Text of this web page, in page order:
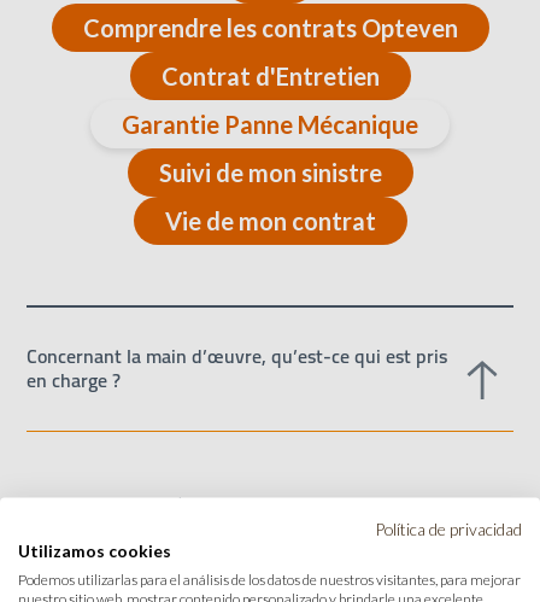
Comprendre les contrats Opteven
Contrat d'Entretien
Garantie Panne Mécanique
Suivi de mon sinistre
Vie de mon contrat
Concernant la main d’œuvre, qu’est-ce qui est pris
en charge ?
La main d’œuvre nécessaire au
remplacement des pièces défectueuses
garanties par le contrat selon le temps
barème du constructeur est prise en
Política de privacidad
Utilizamos cookies
Podemos utilizarlas para el análisis de los datos de nuestros visitantes, para mejorar
nuestro sitio web, mostrar contenido personalizado y brindarle una excelente